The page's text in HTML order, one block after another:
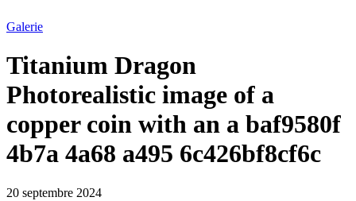
Galerie
Titanium Dragon
Photorealistic image of a
copper coin with an a baf9580f
4b7a 4a68 a495 6c426bf8cf6c
20 septembre 2024